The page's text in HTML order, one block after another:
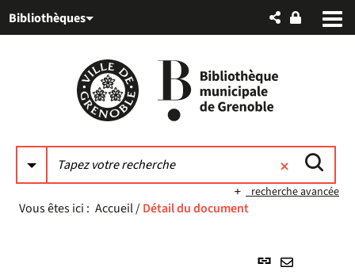
au
auBibliothèques
recherche avancée
Vous êtes ici : Accueil/Détail du document
Lien